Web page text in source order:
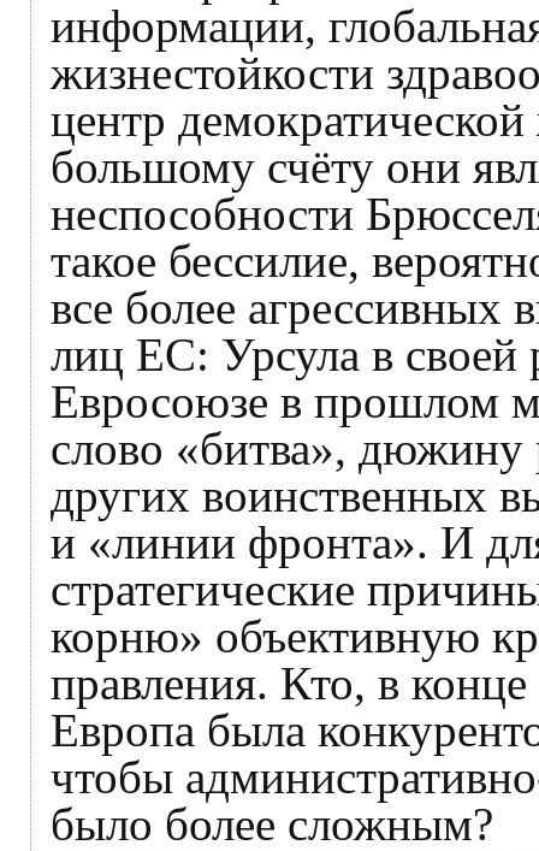
информации,
жизнестойкости
центр
большому счёту они
неспособности
такое бессилие,
все более
лиц ЕС: Урсула в своей
Евросоюзе в прошлом
слово «битва», дюжину
других воинственных
и «линии фронта». И
стратегические
корню» объективную
правления. Кто, в
Европа была
чтобы
было более сложным?